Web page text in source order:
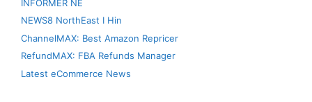
INFORMER NE
NEWS8 NorthEast I Hin
ChannelMAX: Best Amazon Repricer
RefundMAX: FBA Refunds Manager
Latest eCommerce News